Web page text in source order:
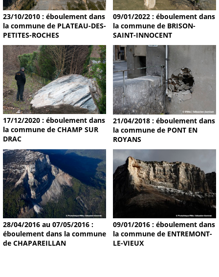
23/10/2010 : éboulement dans
la commune de PLATEAU-DES-
PETITES-ROCHES
09/01/2022 : éboulement dans
la commune de BRISON-
SAINT-INNOCENT
17/12/2020 : éboulement dans
la commune de CHAMP SUR
DRAC
21/04/2018 : éboulement dans
la commune de PONT EN
ROYANS
28/04/2016 au 07/05/2016 :
éboulement dans la commune
de CHAPAREILLAN
09/01/2016 : éboulement dans
la commune de ENTREMONT-
LE-VIEUX